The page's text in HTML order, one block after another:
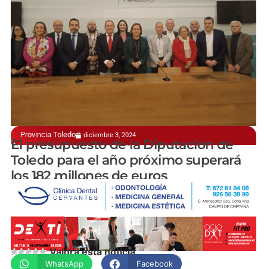
Provincia Toledo diciembre 3, 2024
Un 11,26 por ciento más que el del año en curso
El presupuesto de la Diputación de
Toledo para el año próximo superará
los 182 millones de euros
manchainformacion.com
Valora esta noticia
WhatsApp Facebook